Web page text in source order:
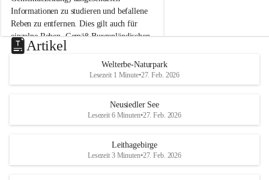
m
N
e
u
s
d
S
Informationen zu studieren und befallene
Reben zu entfernen. Dies gilt auch für
einzelne Reben. Gemäß Burgenländischen
Weinbaugesetz sind nicht gepflegte oder
unzulässige Weingärten zu roden! Bitte
helfen wir zusammen um unsere Winzer
vor den prognostizierten Ernteausfällen
und den daraus folgenden wirtschaftlichen
Maßnahmen zur Bekämpfung
u
e
d
r
S
Artikel
Welterbe-Naturpark
Lesezeit 1 Minute•27. Feb. 2026
Neusiedler See
Lesezeit 6 Minuten•27. Feb. 2026
Leithagebirge
Lesezeit 3 Minuten•27. Feb. 2026